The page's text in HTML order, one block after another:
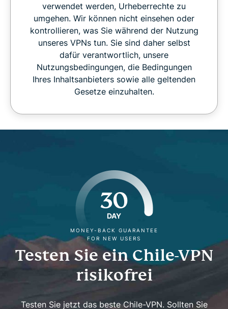
verwendet werden, Urheberrechte zu
umgehen. Wir können nicht einsehen oder
kontrollieren, was Sie während der Nutzung
unseres VPNs tun. Sie sind daher selbst
dafür verantwortlich, unsere
Nutzungsbedingungen, die Bedingungen
Ihres Inhaltsanbieters sowie alle geltenden
Gesetze einzuhalten.
30
DAY
MONEY-BACK GUARANTEE
FOR NEW USERS
Testen Sie ein Chile-VPN
risikofrei
Testen Sie jetzt das beste Chile-VPN. Sollten Sie